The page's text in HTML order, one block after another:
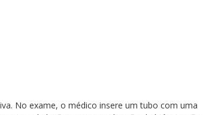
No exame, o médico insere um tubo com uma